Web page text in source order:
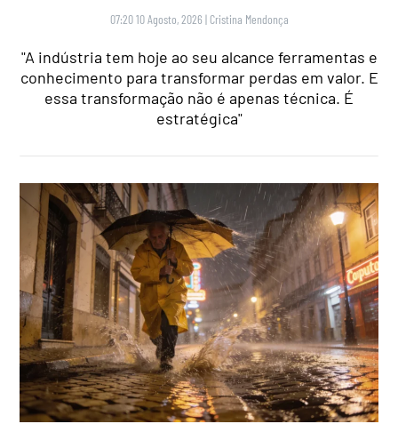
07:20 10 Agosto, 2026 | Cristina Mendonça
"A indústria tem hoje ao seu alcance ferramentas e
conhecimento para transformar perdas em valor. E
essa transformação não é apenas técnica. É
estratégica"